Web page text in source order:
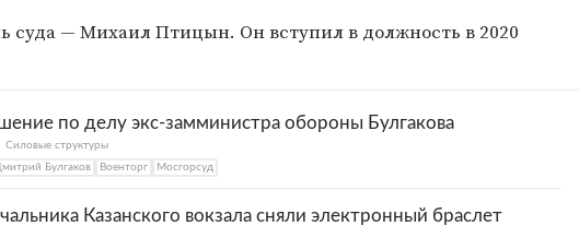
суда — Михаил Птицын. Он вступил в должность в 2020
по делу экс-замминистра обороны Булгакова
Силовые структуры
Булгаков Военторг Мосгорсуд
Казанского вокзала сняли электронный браслет